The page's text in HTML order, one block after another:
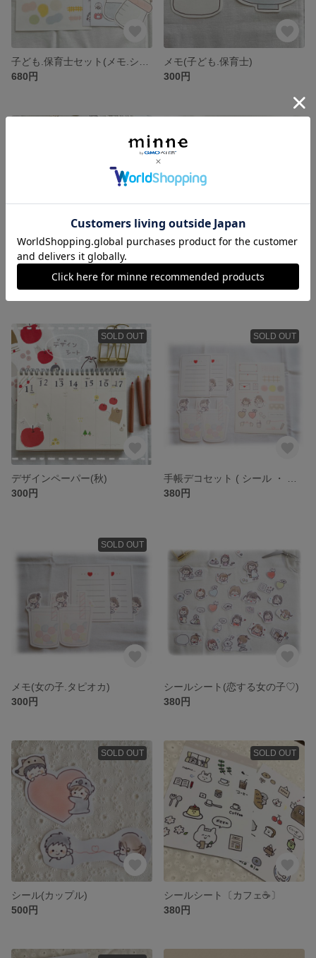
680円
メモ(子ども.保育士)
300円
SOLD OUT
デザインペーパー(秋)
300円
SOLD OUT
380円
SOLD OUT
メモ(女の子.タピオカ)
300円
シールシート(恋する女の子♡)
380円
SOLD OUT
シール(カップル)
500円
SOLD OUT
シールシート〔カフェ☕️〕
380円